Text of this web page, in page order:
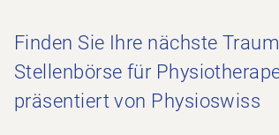
Finden Sie Ihre nächste
Stellenbörse für
präsentiert von Physioswiss